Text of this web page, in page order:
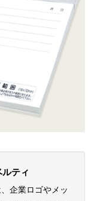
ティ
企業ロゴやメッ